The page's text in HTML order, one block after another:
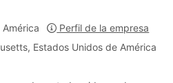
Perfil de la empresa
Estados Unidos de América